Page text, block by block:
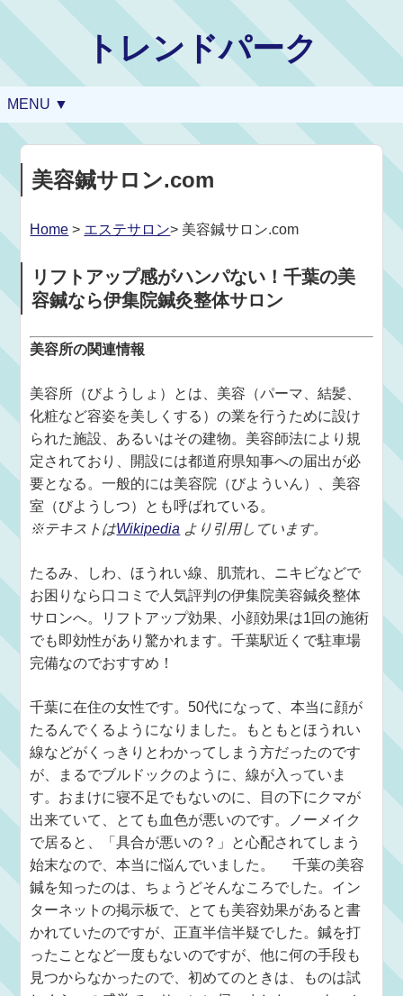
トレンドパーク
MENU ▼
美容鍼サロン.com
Home > エステサロン> 美容鍼サロン.com
リフトアップ感がハンパない！千葉の美
容鍼なら伊集院鍼灸整体サロン
美容所の関連情報
美容所（びようしょ）とは、美容（パーマ、結髪、
化粧など容姿を美しくする）の業を行うために設け
られた施設、あるいはその建物。美容師法により規
定されており、開設には都道府県知事への届出が必
要となる。一般的には美容院（びよういん）、美容
室（びようしつ）とも呼ばれている。
※テキストはWikipedia より引用しています。
たるみ、しわ、ほうれい線、肌荒れ、ニキビなどで
お困りなら口コミで人気評判の伊集院美容鍼灸整体
サロンへ。リフトアップ効果、小顔効果は1回の施術
でも即効性があり驚かれます。千葉駅近くで駐車場
完備なのでおすすめ！
千葉に在住の女性です。50代になって、本当に顔が
たるんでくるようになりました。もともとほうれい
線などがくっきりとわかってしまう方だったのです
が、まるでブルドックのように、線が入っていま
す。おまけに寝不足でもないのに、目の下にクマが
出来ていて、とても血色が悪いのです。ノーメイク
で居ると、「具合が悪いの？」と心配されてしまう
始末なので、本当に悩んでいました。 千葉の美容
鍼を知ったのは、ちょうどそんなころでした。イン
ターネットの掲示板で、とても美容効果があると書
かれていたのですが、正直半信半疑でした。鍼を打
ったことなど一度もないのですが、他に何の手段も
見つからなかったので、初めてのときは、ものは試